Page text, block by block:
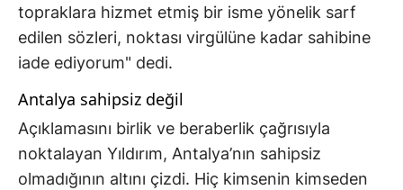
topraklara hizmet etmiş bir isme yönelik sarf
edilen sözleri, noktası virgülüne kadar sahibine
iade ediyorum" dedi.
Antalya sahipsiz değil
Açıklamasını birlik ve beraberlik çağrısıyla
noktalayan Yıldırım, Antalya’nın sahipsiz
olmadığının altını çizdi. Hiç kimsenin kimseden